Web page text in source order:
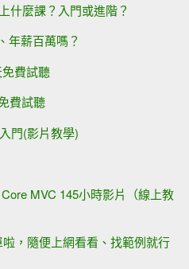
什麼課？入門或進階？
年薪百萬嗎？
費試聽
費試聽
門(影片教學)
MVC 145小時影片（線上教
，隨便上網看看、找範例就行